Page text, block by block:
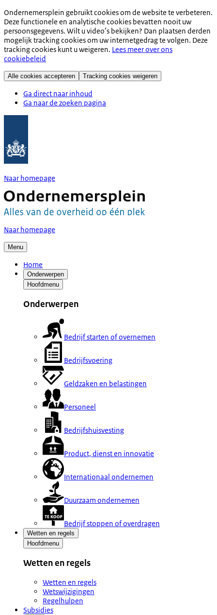
Ondernemersplein gebruikt cookies om de website te verbeteren.
Deze functionele en analytische cookies bevatten nooit uw
persoonsgegevens. Wilt u video’s bekijken? Dan plaatsen derden
mogelijk tracking cookies om uw internetgedrag te volgen. Deze
tracking cookies kunt u weigeren. Lees meer over ons
cookiebeleid
Alle cookies accepteren Tracking cookies weigeren
Ga direct naar inhoud
Ga naar de zoeken pagina
Naar homepage
Naar homepage
Menu
Home
Onderwerpen
Hoofdmenu
Onderwerpen
Bedrijf starten of overnemen
Bedrijfsvoering
Geldzaken en belastingen
Personeel
Bedrijfshuisvesting
Product, dienst en innovatie
Internationaal ondernemen
Duurzaam ondernemen
Bedrijf stoppen of overdragen
Wetten en regels
Hoofdmenu
Wetten en regels
Wetten en regels
Wetswijzigingen
Regelhulpen
Subsidies